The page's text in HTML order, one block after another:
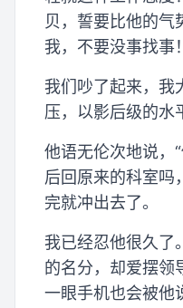
贝，誓要比他的气
我，不要没事找事
我们吵了起来，我
压，以影后级的水
他语无伦次地说，
后回原来的科室吗
完就冲出去了。
我已经忍他很久了
的名分，却爱摆领
一眼手机也会被他